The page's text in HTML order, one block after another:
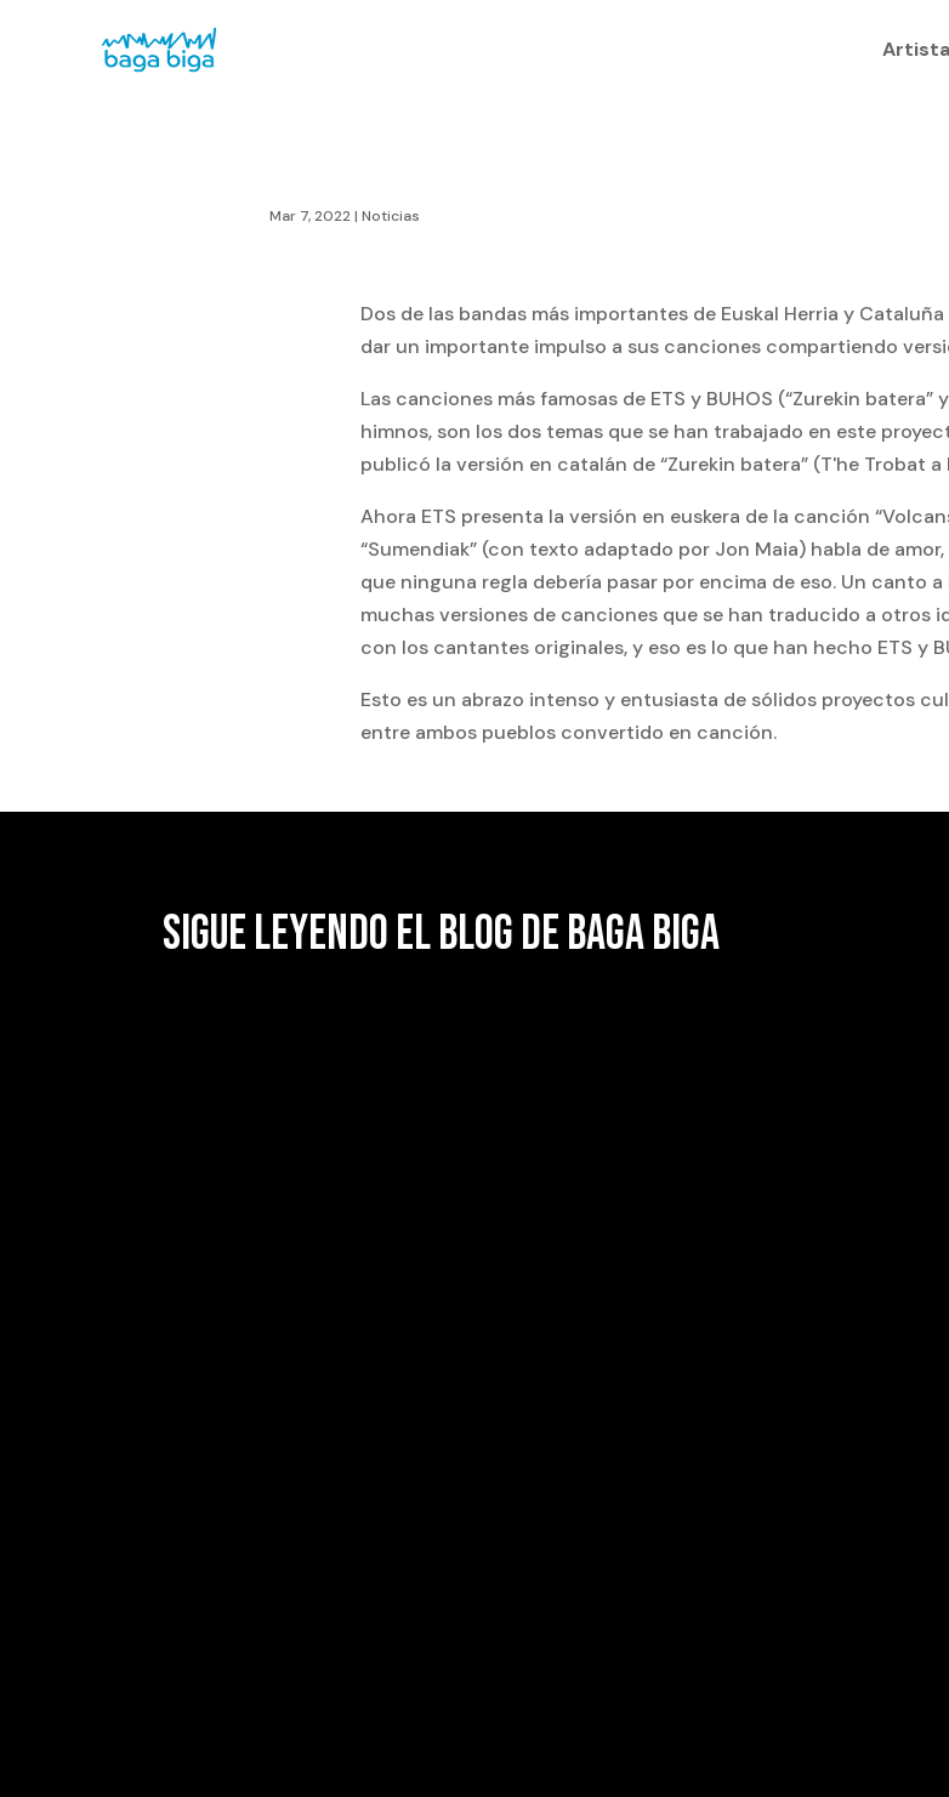
Mar 7, 2022| Noticias
Dos de las bandas más importantes de Euskal Herria y
dar un importante impulso a sus canciones compartiendo
Las canciones más famosas de ETS y BUHOS (“Zurekin batera”
himnos, son los dos temas que se han trabajado en este
publicó la versión en catalán de “Zurekin batera” (T'he Trobat a
Ahora ETS presenta la versión en euskera de la canción
“Sumendiak” (con texto adaptado por Jon Maia) habla de
que ninguna regla debería pasar por encima de eso. Un canto
muchas versiones de canciones que se han traducido a otros
con los cantantes originales, y eso es lo que han hecho ETS y
Esto es un abrazo intenso y entusiasta de sólidos proyectos
entre ambos pueblos convertido en canción.
SIGUE LEYENDO EL BLOG DE BAGA BIGA